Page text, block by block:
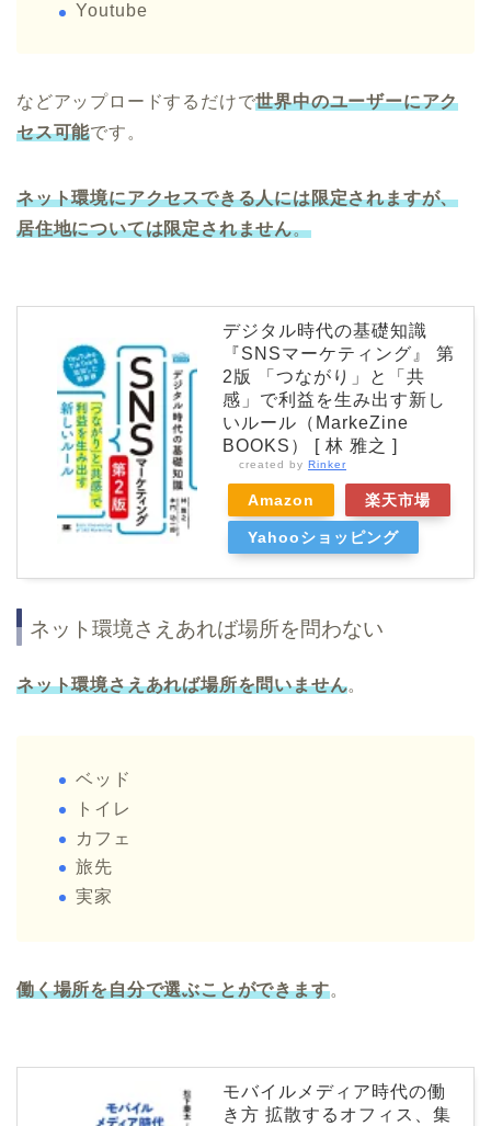
Youtube
などアップロードするだけで世界中のユーザーにアク
セス可能です。
ネット環境にアクセスできる人には限定されますが、
居住地については限定されません。
デジタル時代の基礎知識
『SNSマーケティング』 第
2版 「つながり」と「共
感」で利益を生み出す新し
いルール（MarkeZine
BOOKS） [ 林 雅之 ]
created by Rinker
Amazon 楽天市場
Yahooショッピング
ネット環境さえあれば場所を問わない
ネット環境さえあれば場所を問いません。
ベッド
トイレ
カフェ
旅先
実家
働く場所を自分で選ぶことができます。
モバイルメディア時代の働
き方 拡散するオフィス、集